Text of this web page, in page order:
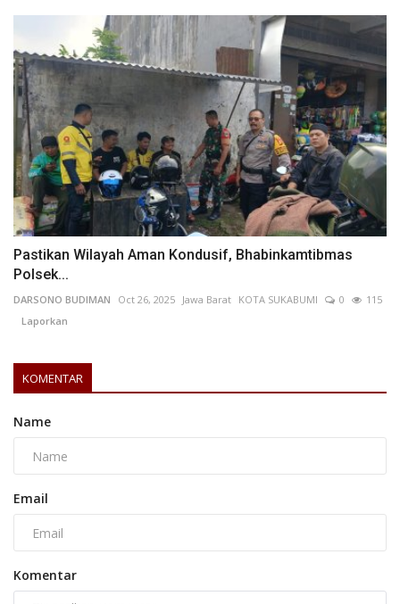
Pastikan Wilayah Aman Kondusif, Bhabinkamtibmas
Polsek...
DARSONO BUDIMAN Oct 26, 2025 Jawa Barat KOTA SUKABUMI 0
115
Laporkan
KOMENTAR
Name
Email
Komentar